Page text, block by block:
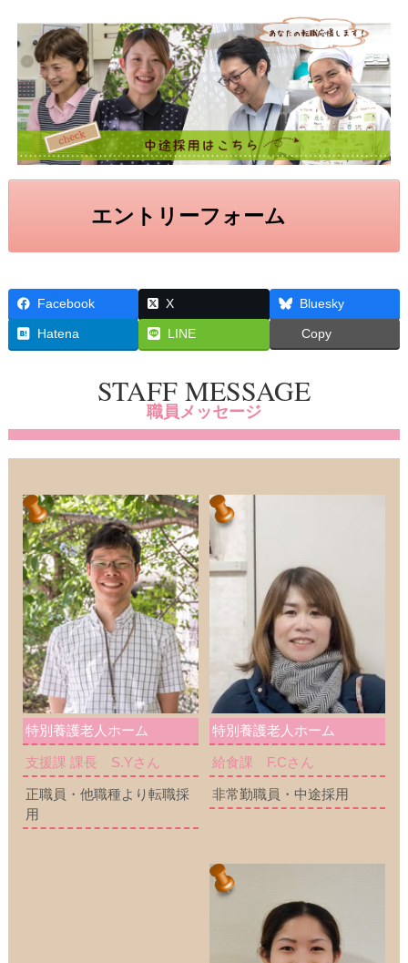
エントリーフォーム
Facebook X Bluesky
Hatena LINE Copy
STAFF MESSAGE
職員メッセージ
特別養護老人ホーム
支援課 課長 S.Yさん
正職員・他職種より転職採
用
特別養護老人ホーム
給食課 F.Cさん
非常勤職員・中途採用